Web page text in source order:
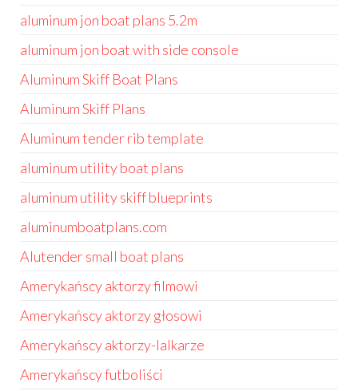
aluminum jon boat plans 5.2m
aluminum jon boat with side console
Aluminum Skiff Boat Plans
Aluminum Skiff Plans
Aluminum tender rib template
aluminum utility boat plans
aluminum utility skiff blueprints
aluminumboatplans.com
Alutender small boat plans
Amerykańscy aktorzy filmowi
Amerykańscy aktorzy głosowi
Amerykańscy aktorzy-lalkarze
Amerykańscy futboliści